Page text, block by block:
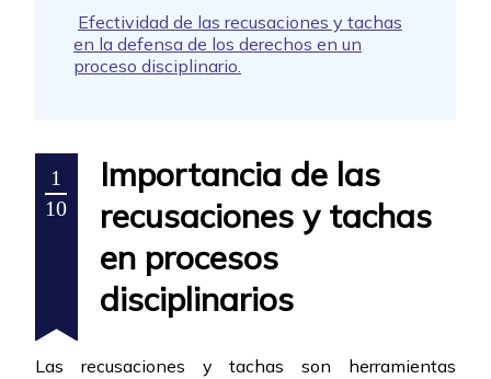
Efectividad de las recusaciones y tachas
en la defensa de los derechos en un
proceso disciplinario.
1
10
Importancia de las
recusaciones y tachas
en procesos
disciplinarios
Las recusaciones y tachas son herramientas